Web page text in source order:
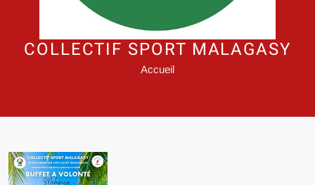
COLLECTIF SPORT MALAGASY
Accueil